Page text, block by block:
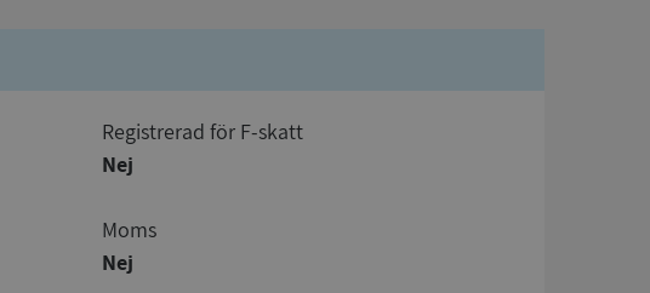
registrerad för F-skatt
Nej
Moms
Nej